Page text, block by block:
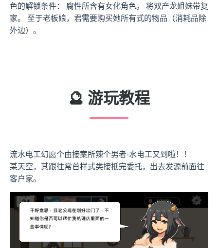
色的解锁条件： 腐性所含有女化角色。 将双产龙姐妹带复
家。 至于老板娘，君需要购买她所有式的物品（消耗品除
外边）。
🔮 游玩教程
流水电工幻愿个由接案所辣个男者-水电工又到啦！！
某天空，其跟往常首样式类接抵完委托，出去发源前面往
客户家。